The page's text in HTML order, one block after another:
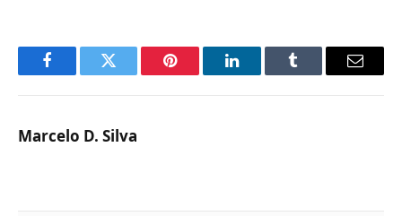
FacebookTwitter Pinterest LinkedInTumblr Email
Marcelo D. Silva